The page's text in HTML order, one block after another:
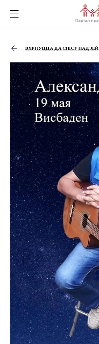
ВЯРНУЦЦА ДА СПІСУ ПАДЗЕЙ